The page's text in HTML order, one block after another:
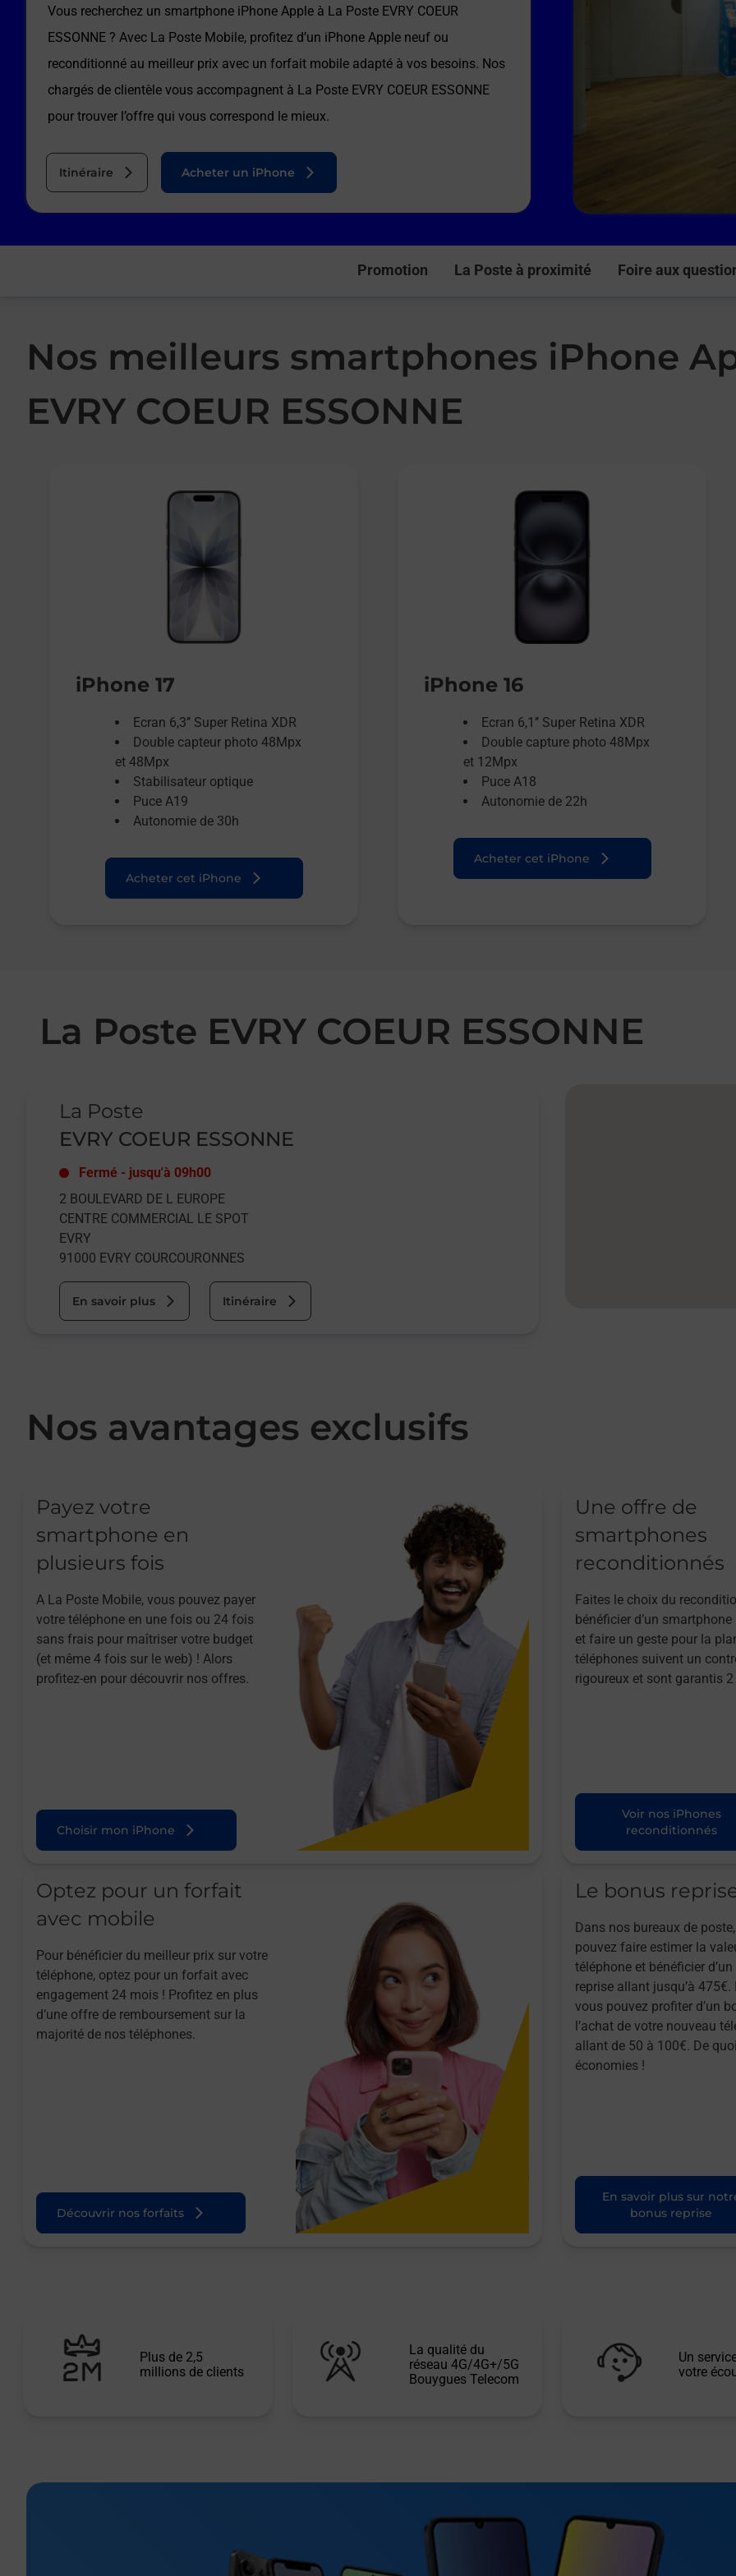
Vous recherchez un smartphone iPhone Apple à La Poste EVRY COEUR
ESSONNE ? Avec La Poste Mobile, profitez d’un iPhone Apple neuf ou
reconditionné au meilleur prix avec un forfait mobile adapté à vos besoins. Nos
chargés de clientèle vous accompagnent à La Poste EVRY COEUR ESSONNE
pour trouver l’offre qui vous correspond le mieux.
Itinéraire Acheter un iPhone
Promotion La Poste à proximité Foire aux
Nos meilleurs smartphones iPhone
EVRY COEUR ESSONNE
iPhone 17
Ecran 6,3’’ Super Retina XDR
Double capteur photo 48Mpx
et 48Mpx
Stabilisateur optique
Puce A19
Autonomie de 30h
Acheter cet iPhone
iPhone 16
Ecran 6,1’’ Super Retina XDR
Double capture photo 48Mpx
et 12Mpx
Puce A18
Autonomie de 22h
Acheter cet iPhone
La Poste EVRY COEUR ESSONNE
La Poste
EVRY COEUR ESSONNE
Fermé - jusqu'à 09h00
2 BOULEVARD DE L EUROPE
CENTRE COMMERCIAL LE SPOT
EVRY
91000 EVRY COURCOURONNES
En savoir plus Itinéraire
Nos avantages exclusifs
Payez votre
smartphone en
plusieurs fois
A La Poste Mobile, vous pouvez payer
votre téléphone en une fois ou 24 fois
sans frais pour maîtriser votre budget
(et même 4 fois sur le web) ! Alors
profitez-en pour découvrir nos offres.
Choisir mon iPhone
Une offre de
smartphones
reconditionnés
Faites le choix du
bénéficier d’un
et faire un geste pour la
téléphones suivent un
rigoureux et sont garantis 2
Voir nos iPhones
reconditionnés
Optez pour un forfait
avec mobile
Pour bénéficier du meilleur prix sur votre
téléphone, optez pour un forfait avec
engagement 24 mois ! Profitez en plus
d’une offre de remboursement sur la
majorité de nos téléphones.
Découvrir nos forfaits
Le bonus
Dans nos bureaux de
pouvez faire estimer la
téléphone et bénéficier
reprise allant jusqu’à 475€.
vous pouvez profiter d’un
l’achat de votre nouveau
allant de 50 à 100€. De
économies !
En savoir plus sur
bonus reprise
Plus de 2,5
millions de clients
La qualité du
réseau 4G/4G+/5G
Bouygues Telecom
Un
votre